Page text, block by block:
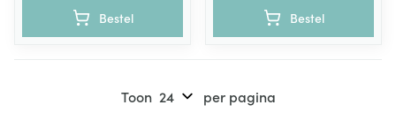
Bestel Bestel
Toon per pagina